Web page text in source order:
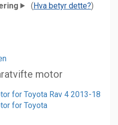
(Hva betyr dette?)
motor
for Toyota Rav 4 2013-18
for Toyota